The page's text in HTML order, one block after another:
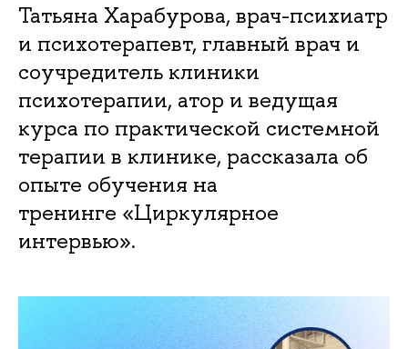
Татьяна Харабурова, врач-психиатр
и психотерапевт, главный врач и
соучредитель клиники
психотерапии, атор и ведущая
курса по практической системной
терапии в клинике, рассказала об
опыте обучения на
тренинге «Циркулярное
интервью».